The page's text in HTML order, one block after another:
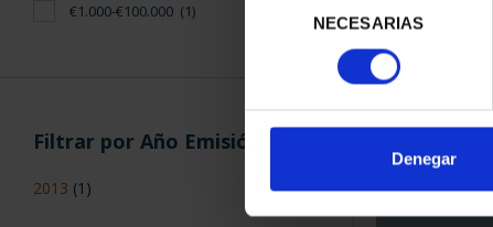
consentimiento
NECESARIAS
Denegar
€1.000-€100.000 (1)
Filtrar por Año Emisión
2013 (1)